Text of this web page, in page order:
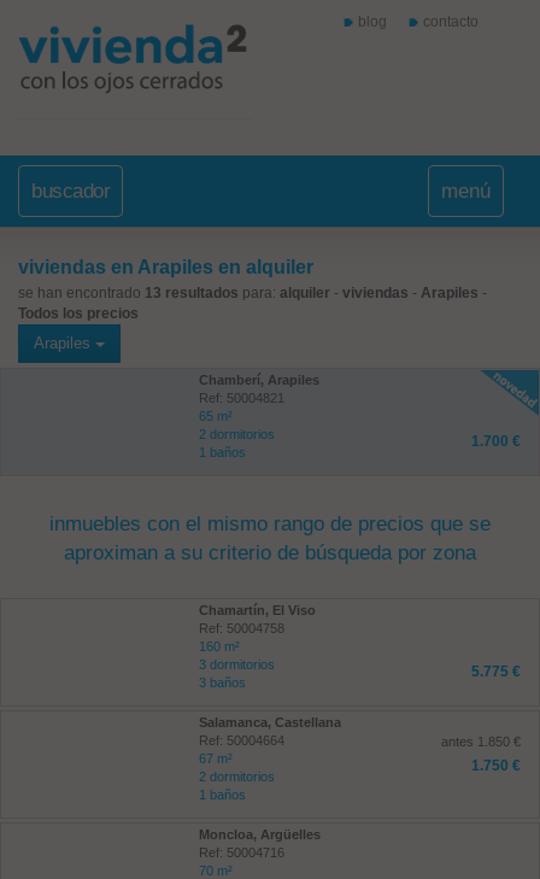
blog contacto
buscador menú
viviendas en Arapiles en alquiler
se han encontrado 13 resultados para: alquiler - viviendas - Arapiles -
Todos los precios
Arapiles
Chamberí, Arapiles
Ref: 50004821
65 m²
2 dormitorios
1 baños
1.700 €
inmuebles con el mismo rango de precios que se
aproximan a su criterio de búsqueda por zona
Chamartín, El Viso
Ref: 50004758
160 m²
3 dormitorios
3 baños
5.775 €
Salamanca, Castellana
Ref: 50004664
67 m²
2 dormitorios
1 baños
antes 1.850 €
1.750 €
Moncloa, Argüelles
Ref: 50004716
70 m²